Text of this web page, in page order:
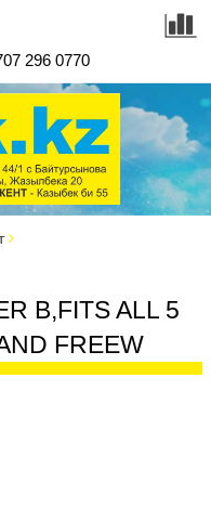
296 0770
B,FITS ALL 5
FREEW